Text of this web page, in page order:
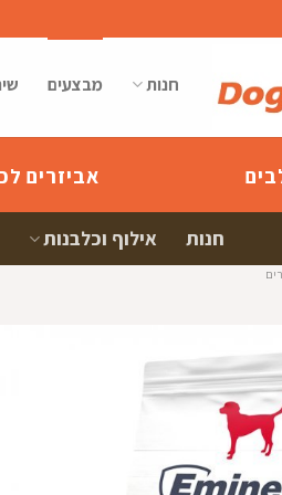
חנות מבצעים
אביזרים
חנות אילוף וכלבנות